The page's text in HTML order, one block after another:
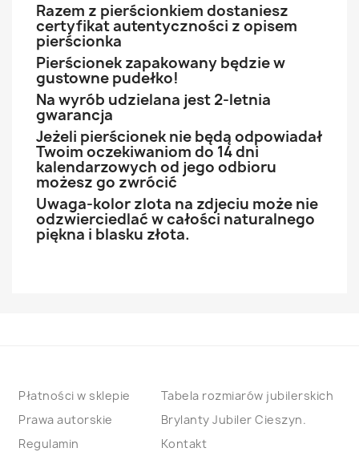
Razem z pierścionkiem dostaniesz
certyfikat autentyczności z opisem
pierścionka
Pierścionek zapakowany będzie w
gustowne pudełko!
Na wyrób udzielana jest 2-letnia
gwarancja
Jeżeli pierścionek nie będą odpowiadał
Twoim oczekiwaniom do 14 dni
kalendarzowych od jego odbioru
możesz go zwrócić
Uwaga-kolor zlota na zdjeciu może nie
odzwierciedlać w całości naturalnego
piękna i blasku złota.
Płatności w sklepie
Prawa autorskie
Regulamin
Tabela rozmiarów jubilerskich
Brylanty Jubiler Cieszyn.
Kontakt